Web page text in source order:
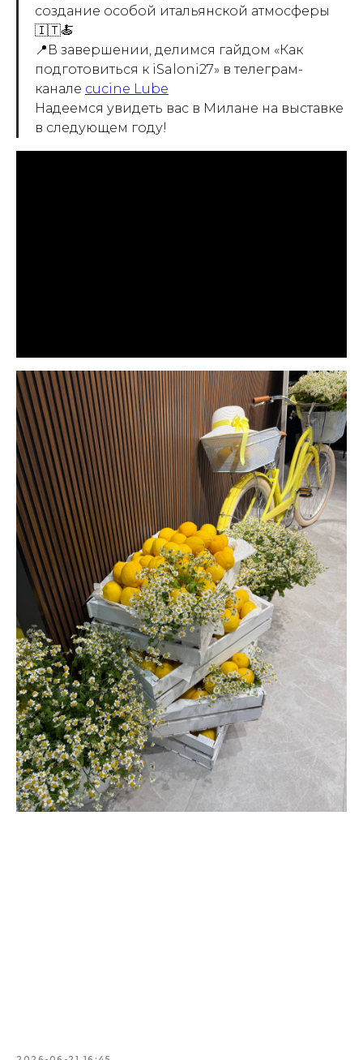
создание особой итальянской атмосферы
🇮🇹🍝
📍В завершении, делимся гайдом «Как
подготовиться к iSaloni27» в телеграм-
канале cucine Lube
Надеемся увидеть вас в Милане на выставке
в следующем году!